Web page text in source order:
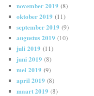
november 2019 (8)
oktober 2019 (11)
september 2019 (9)
augustus 2019 (10)
juli 2019 (11)
juni 2019 (8)
mei 2019 (9)
april 2019 (8)
maart 2019 (8)